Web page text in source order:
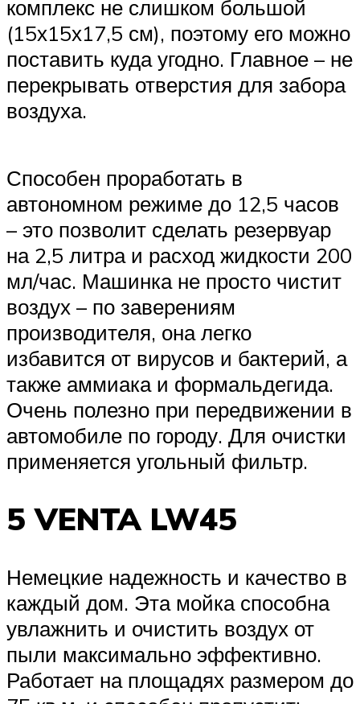
комплекс не слишком большой
(15х15х17,5 см), поэтому его можно
поставить куда угодно. Главное – не
перекрывать отверстия для забора
воздуха.
Способен проработать в
автономном режиме до 12,5 часов
– это позволит сделать резервуар
на 2,5 литра и расход жидкости 200
мл/час. Машинка не просто чистит
воздух – по заверениям
производителя, она легко
избавится от вирусов и бактерий, а
также аммиака и формальдегида.
Очень полезно при передвижении в
автомобиле по городу. Для очистки
применяется угольный фильтр.
5 VENTA LW45
Немецкие надежность и качество в
каждый дом. Эта мойка способна
увлажнить и очистить воздух от
пыли максимально эффективно.
Работает на площадях размером до